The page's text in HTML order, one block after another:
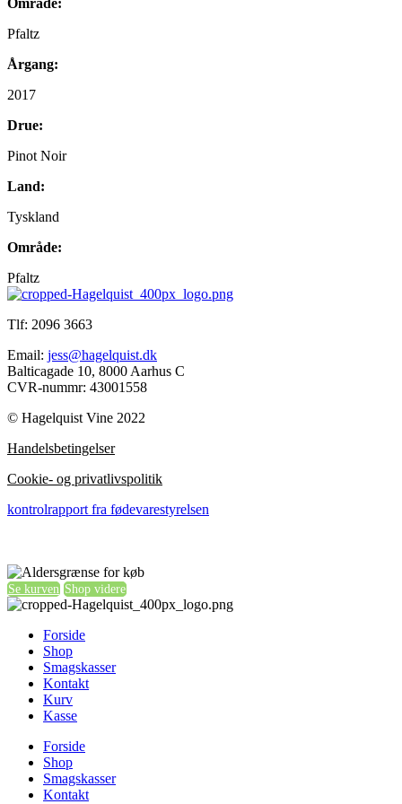
Pfaltz
Årgang:
2017
Drue:
Pinot Noir
Land:
Tyskland
Område:
Pfaltz
Tlf: 2096 3663
Email: jess@hagelquist.dk
Balticagade 10, 8000 Aarhus C
CVR-nummr: 43001558
© Hagelquist Vine 2022
Handelsbetingelser
Cookie- og privatlivspolitik
kontrolrapport fra fødevarestyrelsen
Se kurven Shop videre
Forside
Shop
Smagskasser
Kontakt
Kurv
Kasse
Forside
Shop
Smagskasser
Kontakt